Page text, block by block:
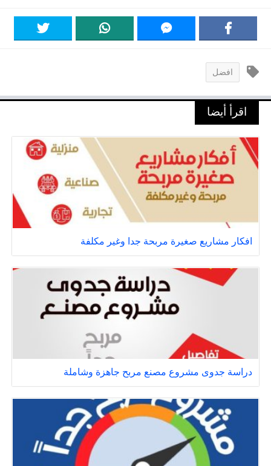
افضل
اقرأ أيضا
افكار مشاريع صغيرة مربحة جدا وغير مكلفة
دراسة جدوى مشروع مصنع مربح جاهزة وشاملة